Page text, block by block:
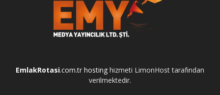
EmlakRotasi.com.tr hosting hizmeti LimonHost tarafından
verilmektedir.